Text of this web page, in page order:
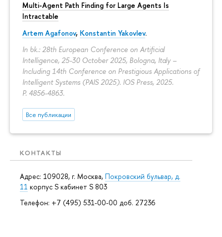
Multi-Agent Path Finding for Large Agents Is
Intractable
Artem Agafonov, Konstantin Yakovlev.
In bk.: 28th European Conference on Artificial
Intelligence, 25-30 October 2025, Bologna, Italy –
Including 14th Conference on Prestigious Applications of
Intelligent Systems (PAIS 2025). IOS Press, 2025.
P. 4856-4863.
Все публикации
КОНТАКТЫ
Адрес: 109028, г. Москва, Покровский бульвар, д.
11 корпус S кабинет S 803
Телефон: +7 (495) 531-00-00 доб. 27236